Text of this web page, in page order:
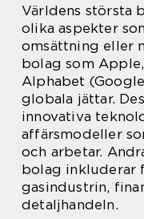
Världens största
olika aspekter
omsättning eller
bolag som
Alphabet
globala jättar.
innovativa
affärsmodeller
och arbetar.
bolag inkluderar
gasindustrin,
detaljhandeln.